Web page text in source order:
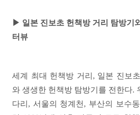
▶ 일본 진보초 헌책방 거리 탐방기
터뷰
세계 최대 헌책방 거리, 일본 진보
와 생생한 헌책방 탐방기를 전한다.
다리, 서울의 청계천, 부산의 보수